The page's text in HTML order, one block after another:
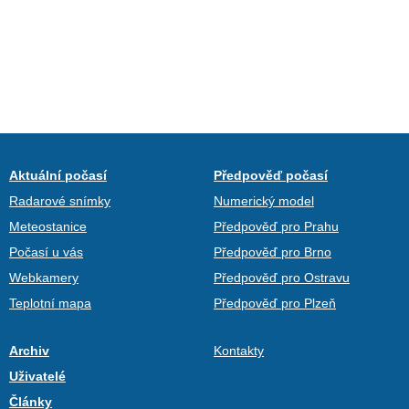
Aktuální počasí
Radarové snímky
Meteostanice
Počasí u vás
Webkamery
Teplotní mapa
Předpověď počasí
Numerický model
Předpověď pro Prahu
Předpověď pro Brno
Předpověď pro Ostravu
Předpověď pro Plzeň
Archiv
Uživatelé
Články
Kontakty